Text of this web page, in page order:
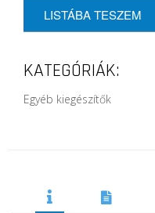
LISTÁBA TESZEM
KATEGÓRIÁK:
Egyéb kiegészítők